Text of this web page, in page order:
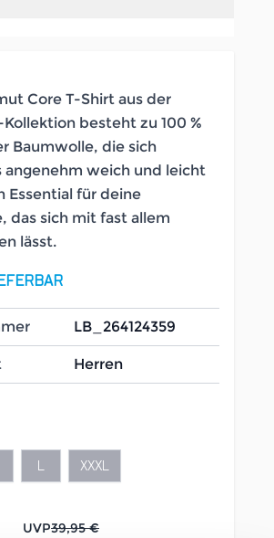
Core T-Shirt aus der
besteht zu 100 %
Baumwolle, die sich
angenehm weich und leicht
Essential für deine
das sich mit fast allem
lässt.
LB_264124359
Herren
L XXXL
UVP39,95 €